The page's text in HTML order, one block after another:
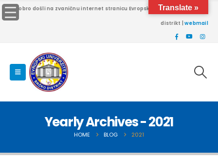
Dobro došli na zvaničnu internet stranicu Evropskog univerziteta Brčko
distrikt |webmail
Yearly Archives - 2021
HOME BLOG 2021
Translate »